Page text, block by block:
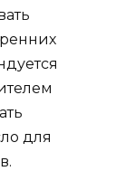
для